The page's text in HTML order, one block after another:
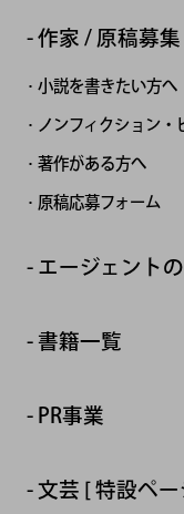
作家 / 原稿募集
小説を書きたい方へ
ノンフィクション
著作がある方へ
原稿応募フォーム
エージェントの
書籍一覧
PR事業
文芸 [ 特設ペー